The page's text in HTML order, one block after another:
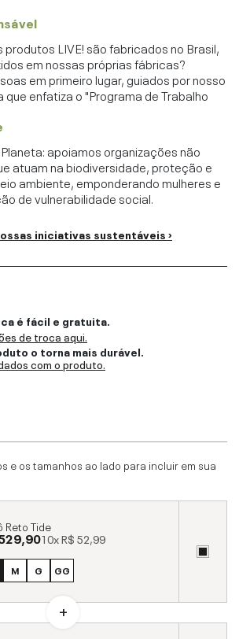
produtos LIVE! são fabricados no Brasil,
em nossas próprias fábricas?
em primeiro lugar, guiados por nosso
enfatiza o "Programa de Trabalho
apoiamos organizações não
atuam na biodiversidade, proteção e
ambiente, emponderando mulheres e
de vulnerabilidade social.
iniciativas sustentáveis ›
é fácil e gratuita.
de troca aqui.
o torna mais durável.
com o produto.
e os tamanhos ao lado para incluir em sua
Reto Tide
10xR$ 52,99
M G GG